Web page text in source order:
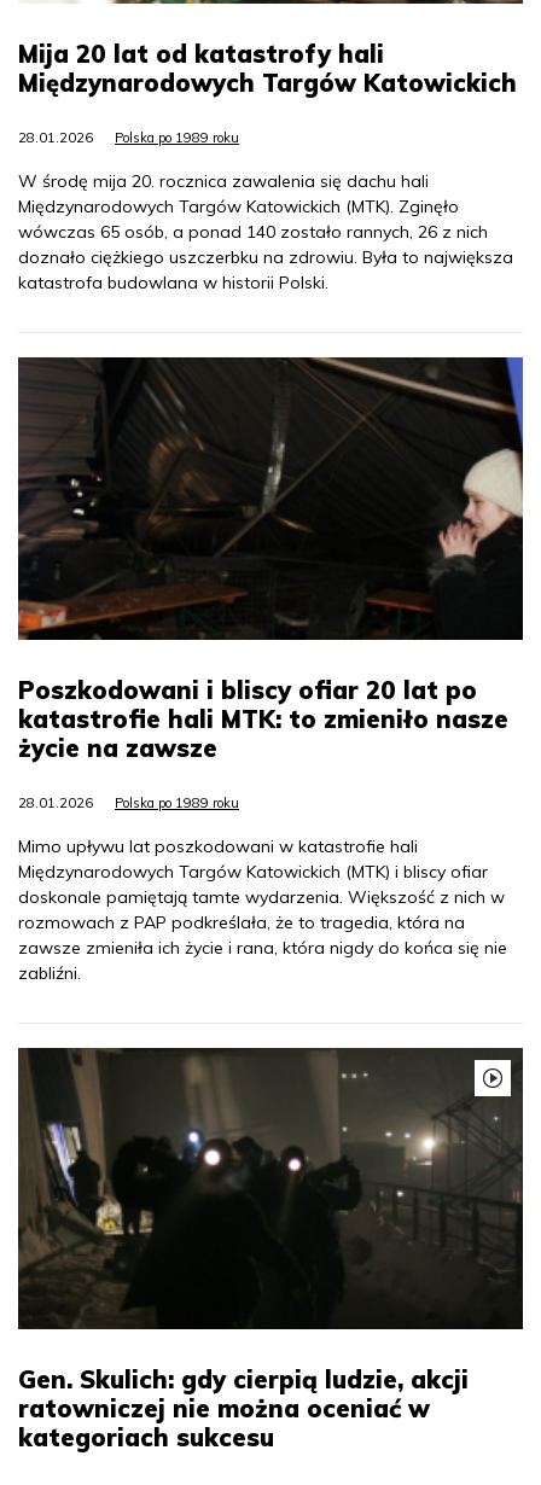
Mija 20 lat od katastrofy hali
Międzynarodowych Targów Katowickich
28.01.2026 Polska po 1989 roku
W środę mija 20. rocznica zawalenia się dachu hali
Międzynarodowych Targów Katowickich (MTK). Zginęło
wówczas 65 osób, a ponad 140 zostało rannych, 26 z nich
doznało ciężkiego uszczerbku na zdrowiu. Była to największa
katastrofa budowlana w historii Polski.
Poszkodowani i bliscy ofiar 20 lat po
katastrofie hali MTK: to zmieniło nasze
życie na zawsze
28.01.2026 Polska po 1989 roku
Mimo upływu lat poszkodowani w katastrofie hali
Międzynarodowych Targów Katowickich (MTK) i bliscy ofiar
doskonale pamiętają tamte wydarzenia. Większość z nich w
rozmowach z PAP podkreślała, że to tragedia, która na
zawsze zmieniła ich życie i rana, która nigdy do końca się nie
zabliźni.
Gen. Skulich: gdy cierpią ludzie, akcji
ratowniczej nie można oceniać w
kategoriach sukcesu